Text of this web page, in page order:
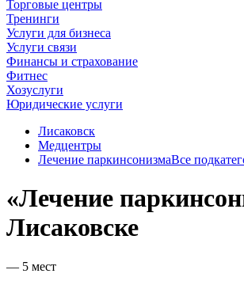
Торговые центры
Тренинги
Услуги для бизнеса
Услуги связи
Финансы и страхование
Фитнес
Хозуслуги
Юридические услуги
Лисаковск
Медцентры
Лечение паркинсонизмаВсе
«Лечение
Лисаковске
— 5 мест